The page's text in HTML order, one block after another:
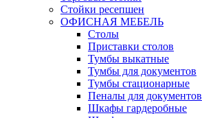
Стойки ресепшен
ОФИСНАЯ МЕБЕЛЬ
Столы
Приставки столов
Тумбы выкатные
Тумбы для документов
Тумбы стационарные
Пеналы для документов
Шкафы гардеробные